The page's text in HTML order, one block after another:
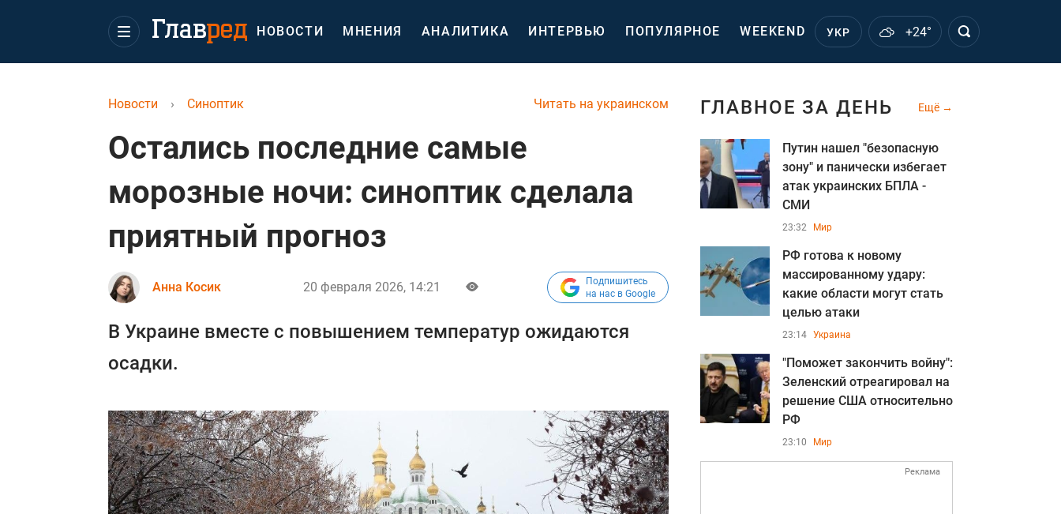
НОВОСТИ МНЕНИЯ АНАЛИТИКА ИНТЕРВЬЮ ПОПУЛЯРНОЕ WEEKEND УКР +24°
Читать на украинском
Новости › Синоптик
Остались последние самые
морозные ночи: синоптик сделала
приятный прогноз
Анна Косик 20 февраля 2026, 14:21
Подпишитесь
на нас в Google
В Украине вместе с повышением температур ожидаются
осадки.
ГЛАВНОЕ ЗА ДЕНЬ Ещё
Путин нашел "безопасную
зону" и панически избегает
атак украинских БПЛА -
СМИ
23:32 Мир
РФ готова к новому
массированному удару:
какие области могут стать
целью атаки
23:14 Украина
"Поможет закончить войну":
Зеленский отреагировал на
решение США относительно
РФ
23:10 Мир
Реклама